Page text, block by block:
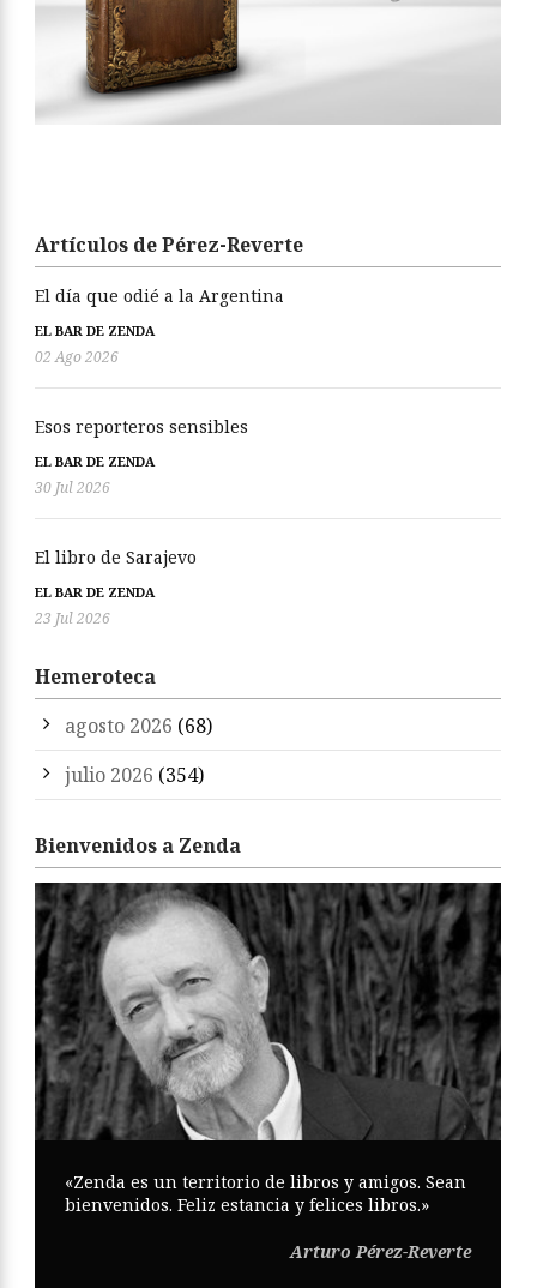
Artículos de Pérez-Reverte
El día que odié a la Argentina
EL BAR DE ZENDA
02 Ago 2026
Esos reporteros sensibles
EL BAR DE ZENDA
30 Jul 2026
El libro de Sarajevo
EL BAR DE ZENDA
23 Jul 2026
Hemeroteca
agosto 2026 (68)
julio 2026 (354)
Bienvenidos a Zenda
«Zenda es un territorio de libros y amigos. Sean
bienvenidos. Feliz estancia y felices libros.»
Arturo Pérez-Reverte